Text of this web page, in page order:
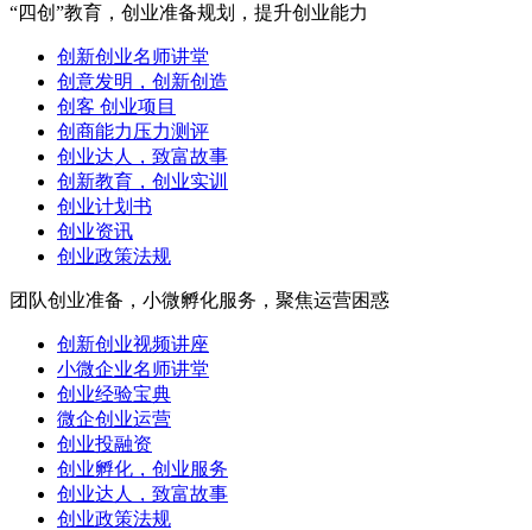
“四创”教育，创业准备规划，提升创业能力
创新创业名师讲堂
创意发明，创新创造
创客 创业项目
创商能力压力测评
创业达人，致富故事
创新教育，创业实训
创业计划书
创业资讯
创业政策法规
团队创业准备，小微孵化服务，聚焦运营困惑
创新创业视频讲座
小微企业名师讲堂
创业经验宝典
微企创业运营
创业投融资
创业孵化，创业服务
创业达人，致富故事
创业政策法规